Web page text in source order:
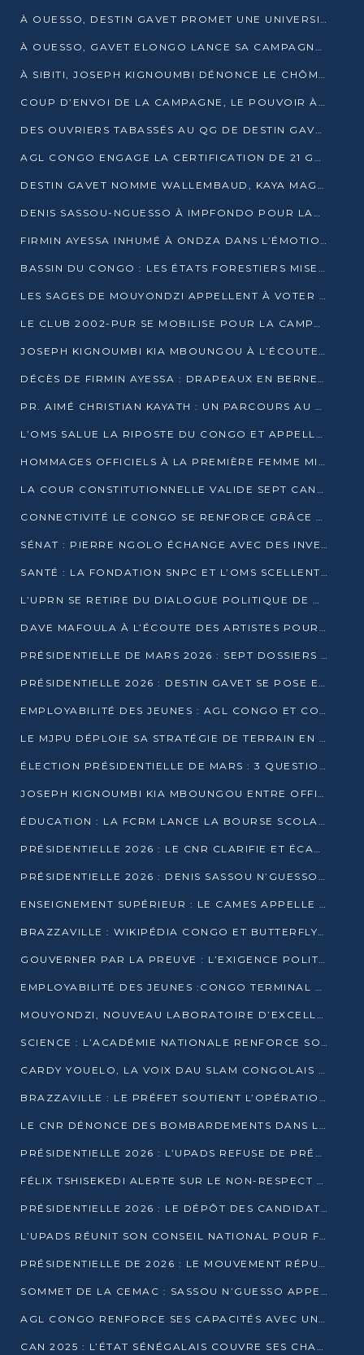
À OUESSO, DESTIN GAVET PROMET UNE UNIVERSITÉ POUR LA SANGHA
À OUESSO, GAVET ELONGO LANCE SA CAMPAGNE SOUS LE SIGNE DU RENOUVEAU
À SIBITI, JOSEPH KIGNOUMBI DÉNONCE LE CHÔMAGE ET LES DÉFAILLANCES DE L’ÉTAT
COUP D’ENVOI DE LA CAMPAGNE, LE POUVOIR À POINTE-NOIRE, L’OPPOSITION À OUESSO ET SIBITI
DES OUVRIERS TABASSÉS AU QG DE DESTIN GAVET À 24 HEURES DE L’OUVERTURE DE LA CAMPAGNE
AGL CONGO ENGAGE LA CERTIFICATION DE 21 GRUTIERS AUX NORMES INTERNATIONALES
DESTIN GAVET NOMME WALLEMBAUD, KAYA MAGANE, BOUDZIKA ET MBOUSSA-ELLAH AUX COMMANDES DE SA CAMPAGNE
DENIS SASSOU-NGUESSO À IMPFONDO POUR LANCER LE CORRIDOR 13
FIRMIN AYESSA INHUMÉ À ONDZA DANS L’ÉMOTION ET LE RECUEILLEMENT
BASSIN DU CONGO : LES ÉTATS FORESTIERS MISENT SUR LES MARCHÉS CARBONE
LES SAGES DE MOUYONDZI APPELLENT À VOTER DENIS SASSOU-NGUESSO
LE CLUB 2002-PUR SE MOBILISE POUR LA CAMPAGNE
JOSEPH KIGNOUMBI KIA MBOUNGOU À L’ÉCOUTE DE TALANGAÏ
DÉCÈS DE FIRMIN AYESSA : DRAPEAUX EN BERNE LUNDI
PR. AIMÉ CHRISTIAN KAYATH : UN PARCOURS AU SERVICE DE LA RECHERCHE ET DE L’INNOVATION
L’OMS SALUE LA RIPOSTE DU CONGO ET APPELLE À DES RÉFORMES DURABLES
HOMMAGES OFFICIELS À LA PREMIÈRE FEMME MINISTRE DU CONGO
LA COUR CONSTITUTIONNELLE VALIDE SEPT CANDIDATURES POUR LA PRÉSIDENTIELLE
CONNECTIVITÉ LE CONGO SE RENFORCE GRÂCE AU CÂBLE 2AFRICA
SÉNAT : PIERRE NGOLO ÉCHANGE AVEC DES INVESTISSEURS DU NUMÉRIQUE
SANTÉ : LA FONDATION SNPC ET L’OMS SCELLENT UN PARTENARIAT STRATÉGIQUE DE TROIS ANS
L’UPRN SE RETIRE DU DIALOGUE POLITIQUE DE DJAMBALA : TENSIONS DANS LE PRÉ-ÉLECTORAL CONGOLAIS
DAVE MAFOULA À L’ÉCOUTE DES ARTISTES POUR REDÉFINIR SA POLITIQUE CULTURELLE
PRÉSIDENTIELLE DE MARS 2026 : SEPT DOSSIERS DE CANDIDATURE ENREGISTRÉS À LA CLÔTURE DES DÉPÔTS
PRÉSIDENTIELLE 2026 : DESTIN GAVET SE POSE EN CANDIDAT DU « RAS-LE-BOL »
EMPLOYABILITÉ DES JEUNES : AGL CONGO ET CONGO TERMINAL S’ALLIENT À UCAC-ICAM
LE MJPU DÉPLOIE SA STRATÉGIE DE TERRAIN EN FAVEUR DE DSN
ÉLECTION PRÉSIDENTIELLE DE MARS : 3 QUESTIONS À UN EXPERT CONGOLAIS DE LA CYBERSÉCURITÉ
JOSEPH KIGNOUMBI KIA MBOUNGOU ENTRE OFFICIELLEMENT EN COURSE POUR LA PRÉSIDENTIELLE
ÉDUCATION : LA FCRM LANCE LA BOURSE SCOLAIRE FRANCINE-NTOUMI POUR PROMOUVOIR LES FILIÈRES SCIENTIFIQUES
PRÉSIDENTIELLE 2026 : LE CNR CLARIFIE ET ÉCARTE LA CANDIDATURE DU PASTEUR NTUMI
PRÉSIDENTIELLE 2026 : DENIS SASSOU N’GUESSO ANNONCE OFFICIELLEMENT SA CANDIDATURE
ENSEIGNEMENT SUPÉRIEUR : LE CAMES APPELLE À UNE UNIVERSITÉ AFRICAINE AXÉE SUR L’EMPLOYABILITÉ
BRAZZAVILLE : WIKIPÉDIA CONGO ET BUTTERFLY SCELLENT UN PARTENARIAT POUR STRUCTURER LE BÉNÉVOLAT NUMÉRIQUE
GOUVERNER PAR LA PREUVE : L’EXIGENCE POLITIQUE DU XXIᵉ SIÈCLE
EMPLOYABILITÉ DES JEUNES :CONGO TERMINAL S’ALLIE À L’ESCIC POUR RAPPROCHER L’ÉCOLE DU TERRAIN
MOUYONDZI, NOUVEAU LABORATOIRE D’EXCELLENCE PÉDAGOGIQUE AVEC L’ENFICE
SCIENCE : L’ACADÉMIE NATIONALE RENFORCE SON ÉQUIPE ET TRACE SA FEUILLE DE ROUTE 2026
CARDY YOUELO, LA VOIX DAU SLAM CONGOLAIS QUI INTERPELLE LE MONDE
BRAZZAVILLE : LE PRÉFET SOUTIENT L’OPÉRATION « ZÉRO KULUNA » ET APPELLE À LA VIGILANCE CITOYENNE
LE CNR DÉNONCE DES BOMBARDEMENTS DANS LE POOL ET ACCUSE LE GOUVERNEMENT
PRÉSIDENTIELLE 2026 : L’UPADS REFUSE DE PRÉSENTER UN CANDIDAT ET DÉNONCE UN PROCESSUS NON CRÉDIBLE
FÉLIX TSHISEKEDI ALERTE SUR LE NON-RESPECT DES ENGAGEMENTS DE PAIX APRÈS SA RENCONTRE AVEC D. SASSOU-NGUESSO
PRÉSIDENTIELLE 2026 : LE DÉPÔT DES CANDIDATURES OUVERT DU 29 JANVIER AU 12 FÉVRIER
L’UPADS RÉUNIT SON CONSEIL NATIONAL POUR FIXER SA LIGNE POLITIQUE À DEUX MOIS DE LA PRÉSIDENTIELLE
PRÉSIDENTIELLE DE 2026 : LE MOUVEMENT RÉPUBLICAIN DÉNONCE UNE CONVOCATION ÉLECTORALE « OPAQUE ET PRÉCIPITÉE »
SOMMET DE LA CEMAC : SASSOU N’GUESSO APPELLE À LA VIGILANCE FACE AUX RISQUES ÉCONOMIQUES
AGL CONGO RENFORCE SES CAPACITÉS AVEC UNE GRUE DE 250 TONNES
CAN 2025 : L’ÉTAT SÉNÉGALAIS COUVRE SES CHAMPIONS D’AFRIQUE DE RÉCOMPENSES EXCEPTIONNELLES